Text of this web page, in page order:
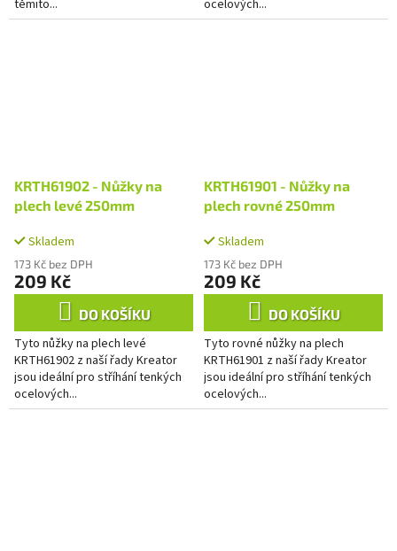
těmito... ocelových...
KRTH61902 - Nůžky na
plech levé 250mm
Skladem
173 Kč bez DPH
209 Kč
DO KOŠÍKU
Tyto nůžky na plech levé
KRTH61902 z naší řady Kreator
jsou ideální pro stříhání tenkých
ocelových...
KRTH61901 - Nůžky na
plech rovné 250mm
Skladem
173 Kč bez DPH
209 Kč
DO KOŠÍKU
Tyto rovné nůžky na plech
KRTH61901 z naší řady Kreator
jsou ideální pro stříhání tenkých
ocelových...